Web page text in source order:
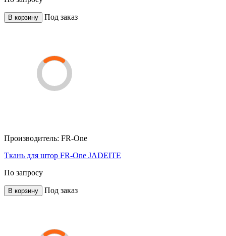
В корзину Под заказ
Производитель: FR-One
Ткань для штор FR-One JADEITE
По запросу
В корзину Под заказ